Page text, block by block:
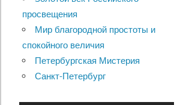
просвещения
Мир благородной простоты и
спокойного величия
Петербургская Мистерия
Санкт-Петербург